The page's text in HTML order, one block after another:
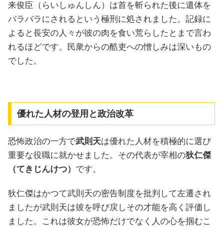
来俊臣（らいしゅんしん）は首を斬られた後に遺体を
バラバラにされるという極刑に処されました。記録に
よると長安の人々が彼の肉を食い荒らしたとまで言わ
れるほどです。民衆からの酷吏への憎しみは深いもの
でした。
優れた人材の登用と政治改革
恐怖政治の一方で武則天は優れた人材を積極的に選び
重要な役職に就かせました。その代表が宰相の狄仁傑
（てきじんけつ） です。
狄仁傑はかつて武則天の密告制度を批判して左遷され
ましたが武則天は彼を呼び戻しその才能を高く評価し
ました。これは彼女が恐怖だけでなく人の心を掴むこ